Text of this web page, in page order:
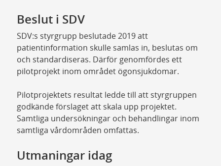
Beslut i SDV
SDV:s styrgrupp beslutade 2019 att
patientinformation skulle samlas in, beslutas om
och standardiseras. Därför genomfördes ett
pilotprojekt inom området ögonsjukdomar.
Pilotprojektets resultat ledde till att styrgruppen
godkände förslaget att skala upp projektet.
Samtliga undersökningar och behandlingar inom
samtliga vårdområden omfattas.
Utmaningar idag